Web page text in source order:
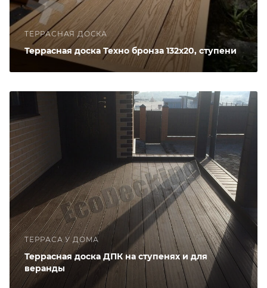
ТЕРРАСНАЯ ДОСКА
Террасная доска Техно бронза 132х20, ступени
ТЕРРАСА У ДОМА
Террасная доска ДПК на ступенях и для
веранды